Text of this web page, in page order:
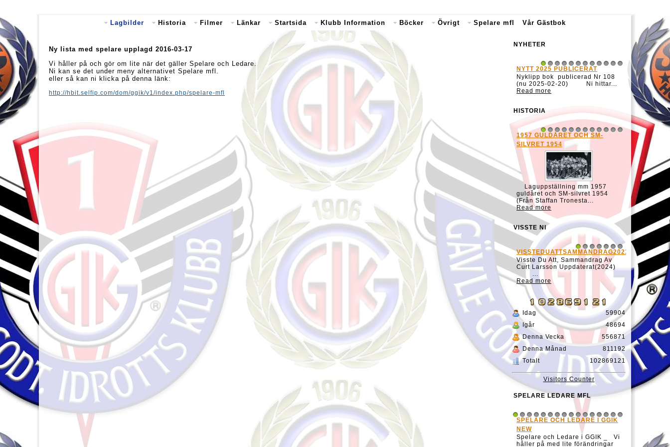
Lagbilder Historia Filmer Länkar Startsida Klubb Information Böcker Övrigt Spelare mfl Vår Gästbok
Ny lista med spelare upplagd 2016-03-17
Vi håller på och gör om lite när det gäller Spelare och Ledare.
Ni kan se det under meny alternativet Spelare mfl.
eller så kan ni klicka på denna länk:
http://hbit.selfip.com/dom/ggik/v1/index.php/spelare-mfl
NYHETER
1 2 3 4 5 6 7 8 9
NYTT 2025 PUBLICERAT
Nyklipp bok publicerad Nr 108
(nu 2025-02-20) Ni hittar...
Read more
HISTORIA
1 2 3 4 5 6 7 8 9
1957 GULDÅRET OCH SM-
SILVRET 1954
Laguppställning mm 1957
guldåret och SM-silvret 1954
(Från Staffan Tronesta...
Read more
VISSTE NI
1 2 3 4 5 6 7
VISSTEDUATTSAMMANDRAG20231127
Visste Du Att, Sammandrag Av
Curt Larsson Uppdaterat(2024)
...
Read more
Idag
Igår
Denna Vecka
Denna Månad
Totalt
59904
48694
556871
811192
102869121
Visitors Counter
SPELARE LEDARE MFL
2 3 4 5 6 7 8 9 10111213141516
SPELARE OCH LEDARE I GGIK
NEW
Spelare och Ledare i GGIK _ Vi
håller på med lite förändringar